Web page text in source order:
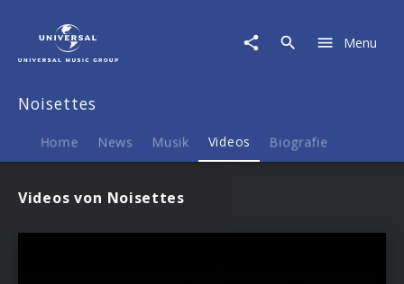
Menu
Noisettes
Home News Musik Videos Biografie
Videos von Noisettes